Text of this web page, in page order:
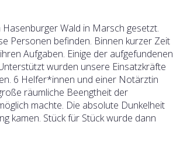
Wald in Marsch gesetzt.
Personen befinden. Binnen kurzer Zeit
Aufgaben. Einige der aufgefundenen
wurden unsere Einsatzkräfte
6 Helfer*innen und einer Notärztin
räumliche Beengtheit der
machte. Die absolute Dunkelheit
kamen. Stück für Stück wurde dann